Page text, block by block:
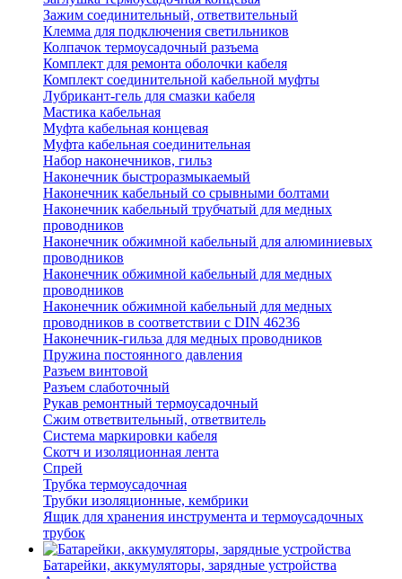
Зажим соединительный, ответвительный
Клемма для подключения светильников
Колпачок термоусадочный разъема
Комплект для ремонта оболочки кабеля
Комплект соединительной кабельной муфты
Лубрикант-гель для смазки кабеля
Мастика кабельная
Муфта кабельная концевая
Муфта кабельная соединительная
Набор наконечников, гильз
Наконечник быстроразмыкаемый
Наконечник кабельный со срывными болтами
Наконечник кабельный трубчатый для медных
проводников
Наконечник обжимной кабельный для алюминиевых
проводников
Наконечник обжимной кабельный для медных
проводников
Наконечник обжимной кабельный для медных
проводников в соответствии с DIN 46236
Наконечник-гильза для медных проводников
Пружина постоянного давления
Разъем винтовой
Разъем слаботочный
Рукав ремонтный термоусадочный
Сжим ответвительный, ответвитель
Система маркировки кабеля
Скотч и изоляционная лента
Спрей
Трубка термоусадочная
Трубки изоляционные, кембрики
Ящик для хранения инструмента и термоусадочных
трубок
Батарейки, аккумуляторы, зарядные устройства